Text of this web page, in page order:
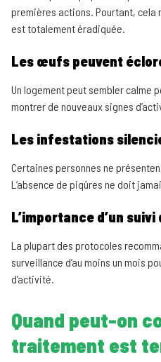
premières actions. Pourtant, cela
est totalement éradiquée.
Les œufs peuvent
Un logement peut sembler calme
montrer de nouveaux signes
Les infestations
Certaines personnes ne
L’absence de piqûres ne doit
L’importance d’un
La plupart des protocoles
surveillance d’au moins un mois
d’activité.
Quand peut-on
traitement est